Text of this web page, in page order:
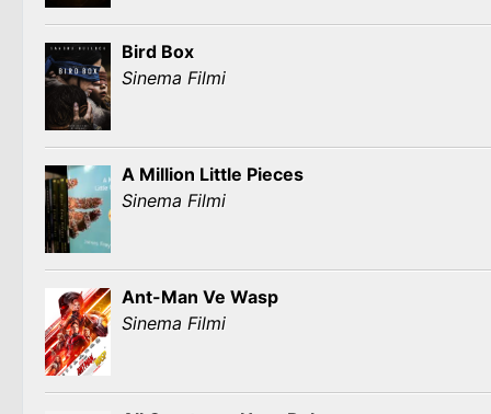
Bird Box
Sinema Filmi
A Million Little Pieces
Sinema Filmi
Ant-Man Ve Wasp
Sinema Filmi